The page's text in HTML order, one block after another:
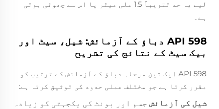
لیے یہ حد تقریباً 1.5 ملی میٹر یا اس سے چھوٹی ہوتی
ہے۔
API 598 دباؤ کے آزمائش: شیل، سیٹ اور
بیک سیٹ کے نتائج کی تشریح
API 598 ایک تین مرحلہ دباؤ کے آزمائش کے ترتیب کو
مقرر کرتا ہے جو مختلف عملی حدود کی توثیق کرتا ہے:
شیل کی آزمائش جسم اور بونٹ کی یکجہتی کو زیادہ